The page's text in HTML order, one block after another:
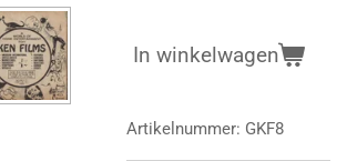
In winkelwagen
Artikelnummer: GKF8